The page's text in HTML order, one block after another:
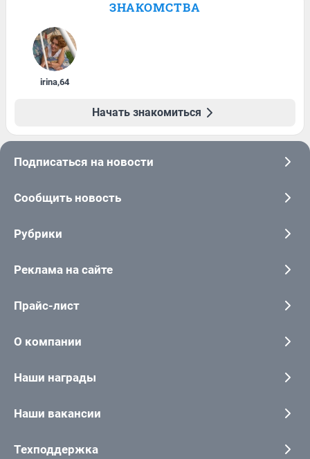
ЗНАКОМСТВА
irina,64
Начать знакомиться
Подписаться на новости
Сообщить новость
Рубрики
Реклама на сайте
Прайс-лист
О компании
Наши награды
Наши вакансии
Техподдержка